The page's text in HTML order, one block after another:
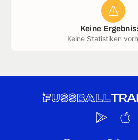
Keine
Keine Statistiken